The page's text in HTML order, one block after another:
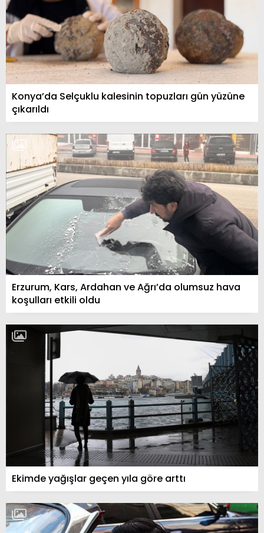
Konya’da Selçuklu kalesinin topuzları gün yüzüne
çıkarıldı
Erzurum, Kars, Ardahan ve Ağrı’da olumsuz hava
koşulları etkili oldu
Ekimde yağışlar geçen yıla göre arttı